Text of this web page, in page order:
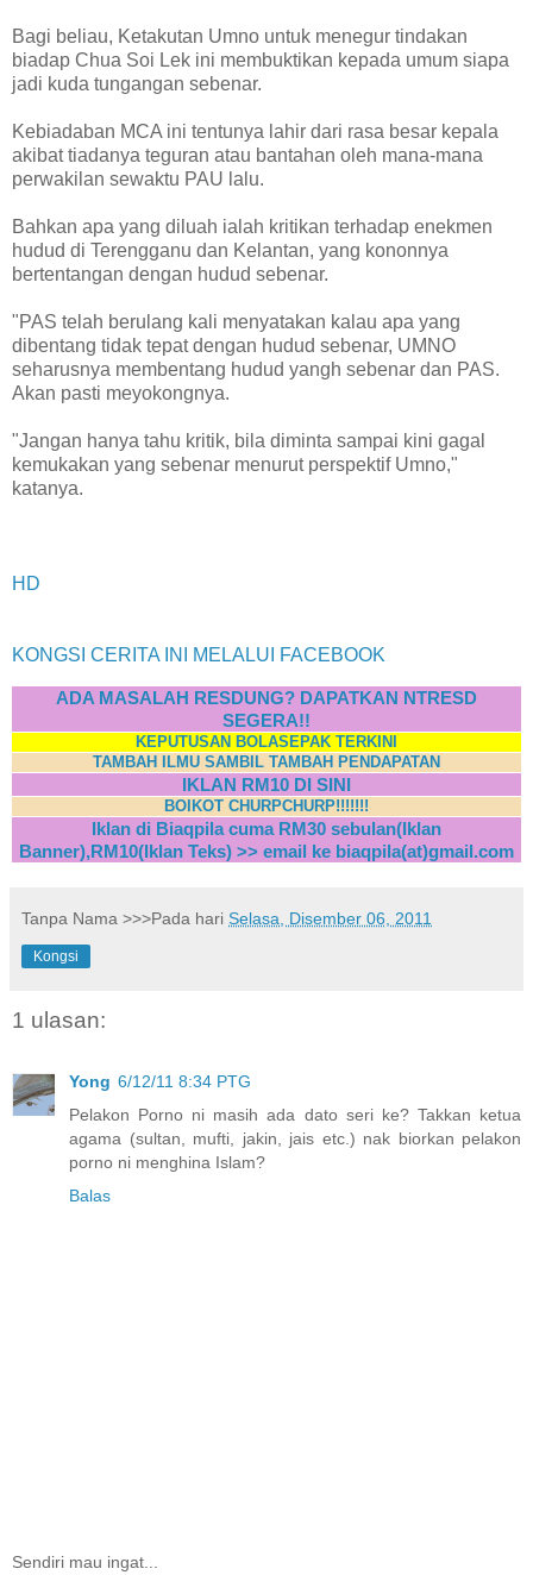
Bagi beliau, Ketakutan Umno untuk menegur tindakan
biadap Chua Soi Lek ini membuktikan kepada umum siapa
jadi kuda tungangan sebenar.
Kebiadaban MCA ini tentunya lahir dari rasa besar kepala
akibat tiadanya teguran atau bantahan oleh mana-mana
perwakilan sewaktu PAU lalu.
Bahkan apa yang diluah ialah kritikan terhadap enekmen
hudud di Terengganu dan Kelantan, yang kononnya
bertentangan dengan hudud sebenar.
"PAS telah berulang kali menyatakan kalau apa yang
dibentang tidak tepat dengan hudud sebenar, UMNO
seharusnya membentang hudud yangh sebenar dan PAS.
Akan pasti meyokongnya.
"Jangan hanya tahu kritik, bila diminta sampai kini gagal
kemukakan yang sebenar menurut perspektif Umno,"
katanya.
HD
KONGSI CERITA INI MELALUI FACEBOOK
ADA MASALAH RESDUNG? DAPATKAN NTRESD
SEGERA!!
KEPUTUSAN BOLASEPAK TERKINI
TAMBAH ILMU SAMBIL TAMBAH PENDAPATAN
IKLAN RM10 DI SINI
BOIKOT CHURPCHURP!!!!!!!
Iklan di Biaqpila cuma RM30 sebulan(Iklan
Banner),RM10(Iklan Teks) >> email ke biaqpila(at)gmail.com
Tanpa Nama >>>Pada hari Selasa, Disember 06, 2011
Kongsi
1 ulasan:
Yong 6/12/11 8:34 PTG
Pelakon Porno ni masih ada dato seri ke? Takkan ketua
agama (sultan, mufti, jakin, jais etc.) nak biorkan pelakon
porno ni menghina Islam?
Balas
Sendiri mau ingat...